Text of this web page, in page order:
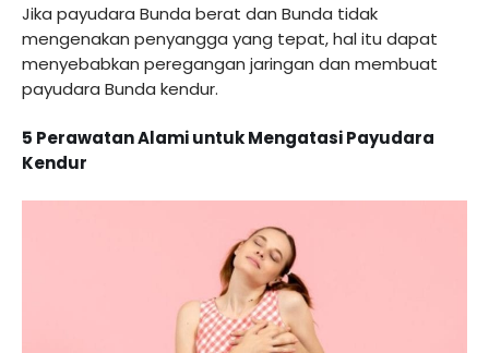
Jika payudara Bunda berat dan Bunda tidak
mengenakan penyangga yang tepat, hal itu dapat
menyebabkan peregangan jaringan dan membuat
payudara Bunda kendur.
5 Perawatan Alami untuk Mengatasi Payudara
Kendur